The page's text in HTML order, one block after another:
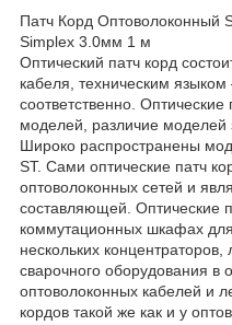
Патч Корд Оптоволоконный
Simplex 3.0мм 1 м
Оптический патч корд
кабеля, техническим
соответственно.
моделей, различие моделей
Широко распространены
ST. Сами оптические патч
оптоволоконных сетей и
составляющей. Оптические
коммутационных шкафах
нескольких
сварочного оборудования в
оптоволоконных кабелей и
кордов такой же как и у